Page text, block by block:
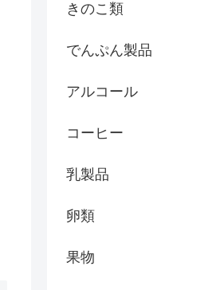
きのこ類
でんぷん製品
アルコール
コーヒー
乳製品
卵類
果物